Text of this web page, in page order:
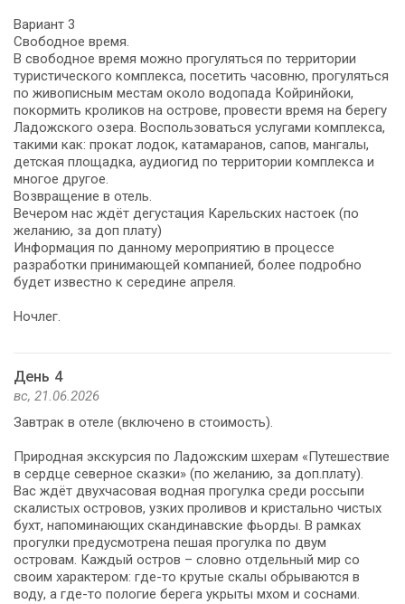
Вариант 3
Свободное время.
В свободное время можно прогуляться по территории
туристического комплекса, посетить часовню, прогуляться
по живописным местам около водопада Койринйоки,
покормить кроликов на острове, провести время на берегу
Ладожского озера. Воспользоваться услугами комплекса,
такими как: прокат лодок, катамаранов, сапов, мангалы,
детская площадка, аудиогид по территории комплекса и
многое другое.
Возвращение в отель.
Вечером нас ждёт дегустация Карельских настоек (по
желанию, за доп плату)
Информация по данному мероприятию в процессе
разработки принимающей компанией, более подробно
будет известно к середине апреля.
Ночлег.
День 4
вс, 21.06.2026
Завтрак в отеле (включено в стоимость).
Природная экскурсия по Ладожским шхерам «Путешествие
в сердце северное сказки» (по желанию, за доп.плату).
Вас ждёт двухчасовая водная прогулка среди россыпи
скалистых островов, узких проливов и кристально чистых
бухт, напоминающих скандинавские фьорды. В рамках
прогулки предусмотрена пешая прогулка по двум
островам. Каждый остров – словно отдельный мир со
своим характером: где-то крутые скалы обрываются в
воду, а где-то пологие берега укрыты мхом и соснами.